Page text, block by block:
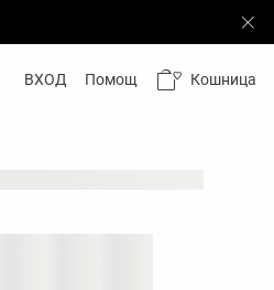
ВХОД Помощ Кошница